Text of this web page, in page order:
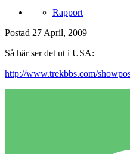
Rapport
Postad 27 April, 2009
Så här ser det ut i USA:
http://www.trekbbs.com/